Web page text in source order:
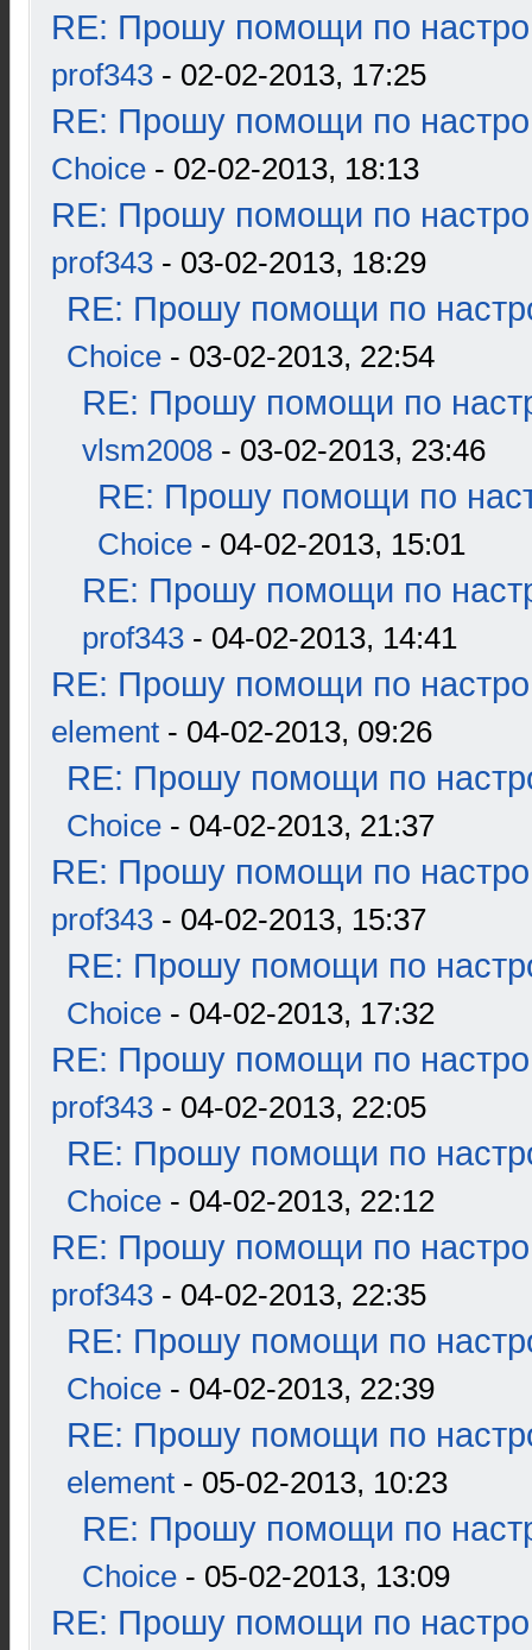
RE: Прошу помощи по
prof343 - 02-02-2013, 17:25
RE: Прошу помощи по
Choice - 02-02-2013, 18:13
RE: Прошу помощи по
prof343 - 03-02-2013, 18:29
RE: Прошу помощи по
Choice - 03-02-2013, 22:54
RE: Прошу помощи по
vlsm2008 - 03-02-2013, 23:46
RE: Прошу помощи по
Choice - 04-02-2013, 15:01
RE: Прошу помощи по
prof343 - 04-02-2013, 14:41
RE: Прошу помощи по
element - 04-02-2013, 09:26
RE: Прошу помощи по
Choice - 04-02-2013, 21:37
RE: Прошу помощи по
prof343 - 04-02-2013, 15:37
RE: Прошу помощи по
Choice - 04-02-2013, 17:32
RE: Прошу помощи по
prof343 - 04-02-2013, 22:05
RE: Прошу помощи по
Choice - 04-02-2013, 22:12
RE: Прошу помощи по
prof343 - 04-02-2013, 22:35
RE: Прошу помощи по
Choice - 04-02-2013, 22:39
RE: Прошу помощи по
element - 05-02-2013, 10:23
RE: Прошу помощи по
Choice - 05-02-2013, 13:09
RE: Прошу помощи по